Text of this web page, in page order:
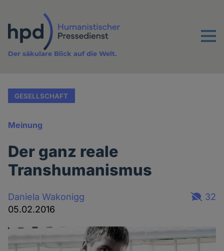
Inhalt
Menu
Der säkulare Blick auf die Welt.
GESELLSCHAFT
Meinung
Der ganz reale
Transhumanismus
Daniela Wakonigg
05.02.2016
32